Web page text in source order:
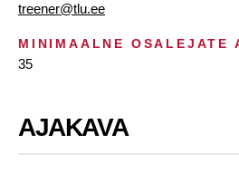
treener@tlu.ee
MINIMAALNE OSALEJATE
35
AJAKAVA